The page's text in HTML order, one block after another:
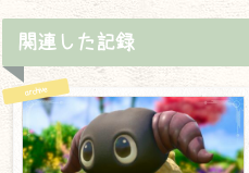
関連した記録